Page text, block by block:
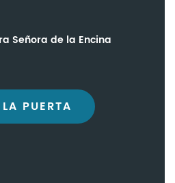
Señora de la Encina
PUERTA